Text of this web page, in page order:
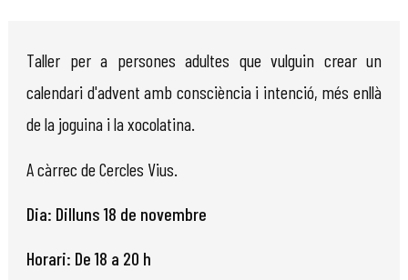
Taller per a persones adultes que vulguin crear un
calendari d'advent amb consciència i intenció, més enllà
de la joguina i la xocolatina.
A càrrec de Cercles Vius.
Dia: Dilluns 18 de novembre
Horari: De 18 a 20 h